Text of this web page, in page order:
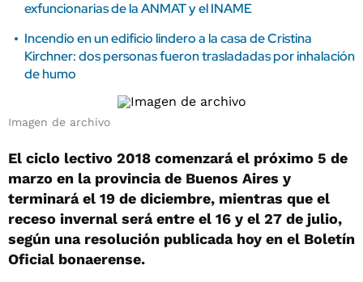
exfuncionarias de la ANMAT y el INAME
Incendio en un edificio lindero a la casa de Cristina
Kirchner: dos personas fueron trasladadas por inhalación
de humo
Imagen de archivo
El ciclo lectivo 2018 comenzará el próximo 5 de
marzo en la provincia de Buenos Aires y
terminará el 19 de diciembre, mientras que el
receso invernal será entre el 16 y el 27 de julio,
según una resolución publicada hoy en el Boletín
Oficial bonaerense.